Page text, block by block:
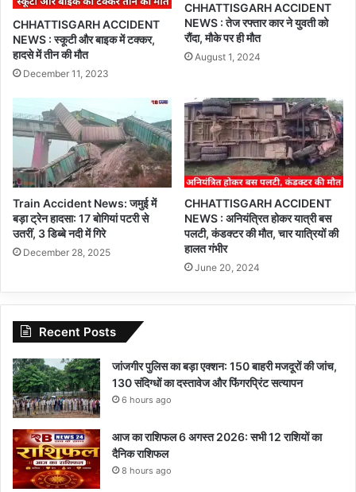
CHHATTISGARH ACCIDENT
NEWS : स्कूटी और बाइक में टक्कर,
हादसे में तीन की मौत
December 11, 2023
CHHATTISGARH ACCIDENT
NEWS : तेज रफ्तार कार ने युवती को
रौंदा, मौके पर ही मौत
August 1, 2024
Train Accident News: जमुई में
बड़ा ट्रेन हादसा: 17 बोगियां पटरी से
उतरीं, 3 डिब्बे नदी में गिरे
December 28, 2025
CHHATTISGARH ACCIDENT
NEWS : अनियंत्रित होकर यात्री बस
पलटी, कंडक्टर की मौत, चार यात्रियों की
हालत गंभीर
June 20, 2024
Recent Posts
जांजगीर पुलिस का बड़ा एक्शन: 150 बाहरी मजदूरों की जांच,
130 संदिग्धों का दस्तावेज और फिंगरप्रिंट सत्यापन
6 hours ago
आज का राशिफल 6 अगस्त 2026: सभी 12 राशियों का
दैनिक राशिफल
8 hours ago